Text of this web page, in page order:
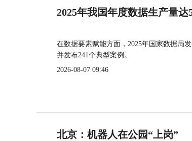
2025年我国年度数据生产量达
在数据要素赋能方面，2025年国家数据局
并发布241个典型案例。
2026-08-07 09:46
北京：机器人在公园“上岗”